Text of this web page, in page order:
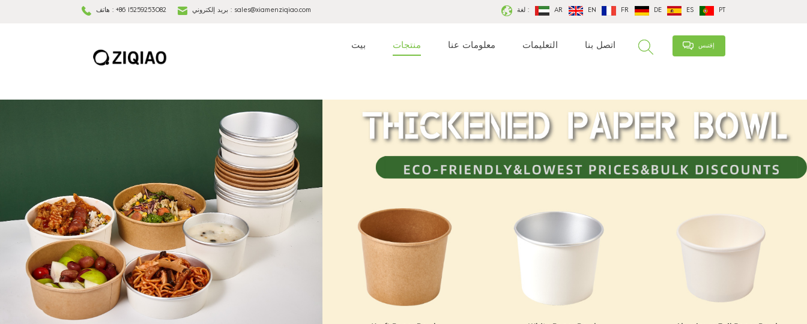
هاتف : +86 15259253082 بريد إلكتروني : sales@xiamenziqiao.com لغة : AR EN FR DE ES PT
إقتبس بيت منتجات معلومات عنا التعليمات اتصل بنا